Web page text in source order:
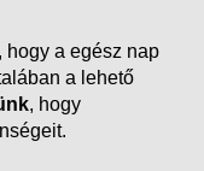
hogy a egész nap
a lehető
, hogy